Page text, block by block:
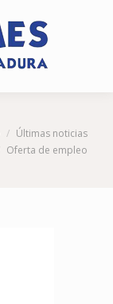
Últimas noticias
Oferta de empleo